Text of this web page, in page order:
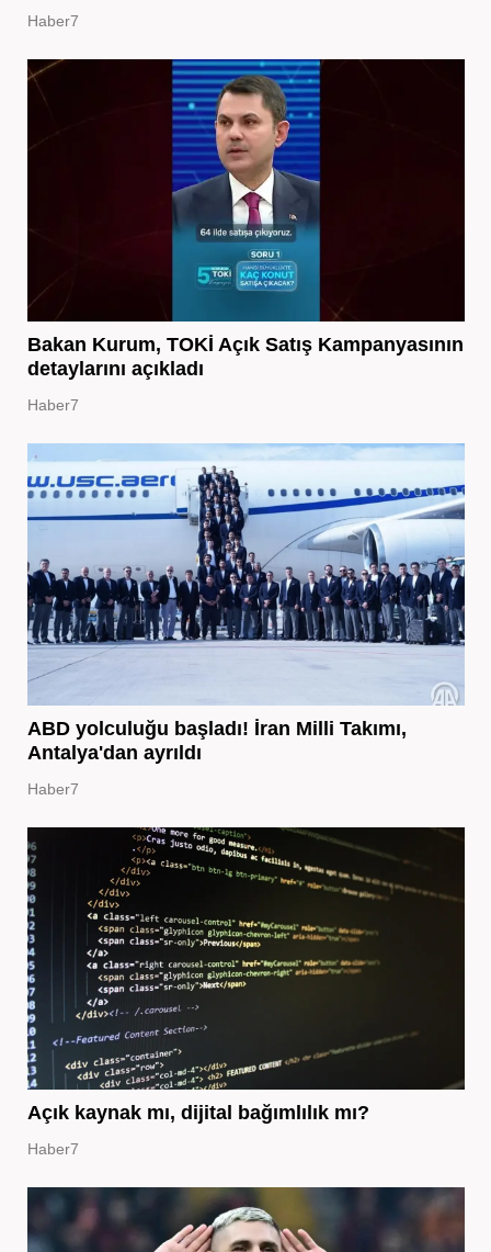
Haber7
Bakan Kurum, TOKİ Açık Satış Kampanyasının
detaylarını açıkladı
Haber7
ABD yolculuğu başladı! İran Milli Takımı,
Antalya'dan ayrıldı
Haber7
Açık kaynak mı, dijital bağımlılık mı?
Haber7